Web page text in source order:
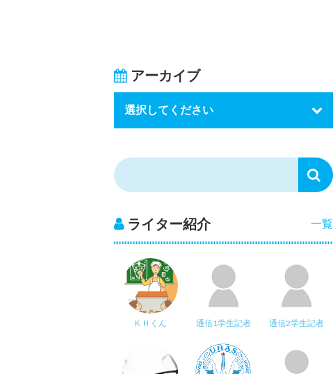
アーカイブ
一覧
ライター紹介
ＫＨくん 通信1学生記者 通信2学生記者